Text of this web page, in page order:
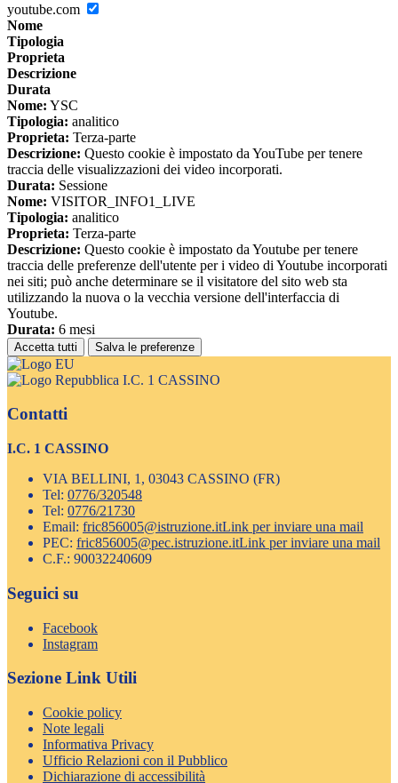
youtube.com
Nome
Tipologia
Proprieta
Descrizione
Durata
Nome: YSC
Tipologia: analitico
Proprieta: Terza-parte
Descrizione: Questo cookie è impostato da YouTube per tenere
traccia delle visualizzazioni dei video incorporati.
Durata: Sessione
Nome: VISITOR_INFO1_LIVE
Tipologia: analitico
Proprieta: Terza-parte
Descrizione: Questo cookie è impostato da Youtube per tenere
traccia delle preferenze dell'utente per i video di Youtube incorporati
nei siti; può anche determinare se il visitatore del sito web sta
utilizzando la nuova o la vecchia versione dell'interfaccia di
Youtube.
Durata: 6 mesi
Accetta tutti Salva le preferenze
I.C. 1 CASSINO
Contatti
I.C. 1 CASSINO
VIA BELLINI, 1, 03043 CASSINO (FR)
Tel: 0776/320548
Tel: 0776/21730
Email: fric856005@istruzione.itLink per inviare una mail
PEC: fric856005@pec.istruzione.itLink per inviare una mail
C.F.: 90032240609
Seguici su
Facebook
Instagram
Sezione Link Utili
Cookie policy
Note legali
Informativa Privacy
Ufficio Relazioni con il Pubblico
Dichiarazione di accessibilità